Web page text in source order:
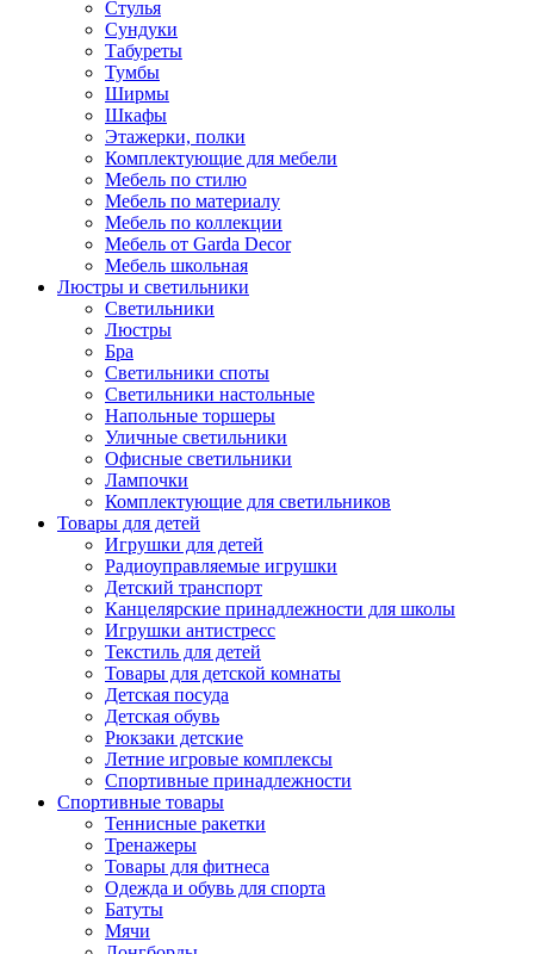
Стулья
Сундуки
Табуреты
Тумбы
Ширмы
Шкафы
Этажерки, полки
Комплектующие для мебели
Мебель по стилю
Мебель по материалу
Мебель по коллекции
Мебель от Garda Decor
Мебель школьная
Люстры и светильники
Светильники
Люстры
Бра
Светильники споты
Светильники настольные
Напольные торшеры
Уличные светильники
Офисные светильники
Лампочки
Комплектующие для светильников
Товары для детей
Игрушки для детей
Радиоуправляемые игрушки
Детский транспорт
Канцелярские принадлежности для школы
Игрушки антистресс
Текстиль для детей
Товары для детской комнаты
Детская посуда
Детская обувь
Рюкзаки детские
Летние игровые комплексы
Спортивные принадлежности
Спортивные товары
Теннисные ракетки
Тренажеры
Товары для фитнеса
Одежда и обувь для спорта
Батуты
Мячи